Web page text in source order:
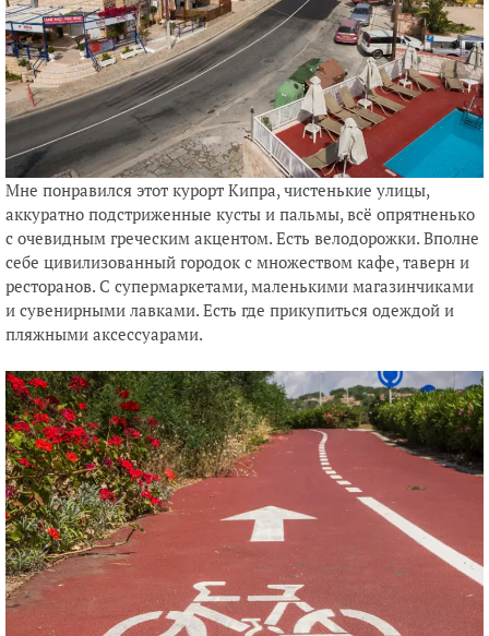
Мне понравился этот курорт Кипра, чистенькие улицы,
аккуратно подстриженные кусты и пальмы, всё опрятненько
с очевидным греческим акцентом. Есть велодорожки. Вполне
себе цивилизованный городок с множеством кафе, таверн и
ресторанов. С супермаркетами, маленькими магазинчиками
и сувенирными лавками. Есть где прикупиться одеждой и
пляжными аксессуарами.